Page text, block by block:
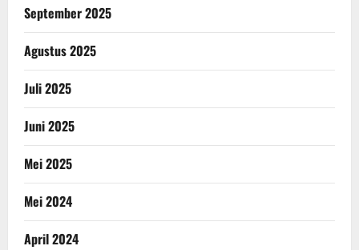
September 2025
Agustus 2025
Juli 2025
Juni 2025
Mei 2025
Mei 2024
April 2024